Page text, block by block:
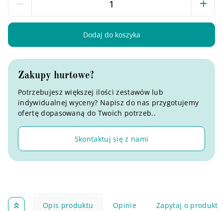
Dodaj do koszyka
Zakupy hurtowe?
Potrzebujesz większej ilości zestawów lub
indywidualnej wyceny? Napisz do nas przygotujemy
ofertę dopasowaną do Twoich potrzeb..
Skontaktuj się z nami
Opis produktu Opinie Zapytaj o produkt